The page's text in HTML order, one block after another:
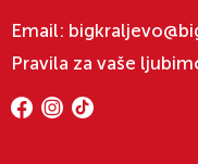
Email:
Pravila za vaše